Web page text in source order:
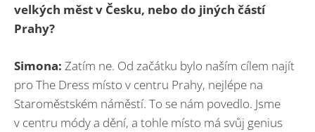
velkých měst v Česku, nebo do jiných částí
Prahy?
Simona: Zatím ne. Od začátku bylo naším cílem najít
pro The Dress místo v centru Prahy, nejlépe na
Staroměstském náměstí. To se nám povedlo. Jsme
v centru módy a dění, a tohle místo má svůj genius